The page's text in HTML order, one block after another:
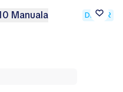
Manuala DEALER